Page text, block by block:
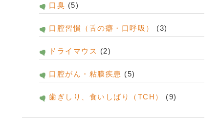
口臭 (5)
口腔習慣（舌の癖・口呼吸） (3)
ドライマウス (2)
口腔がん・粘膜疾患 (5)
歯ぎしり、食いしばり（TCH） (9)